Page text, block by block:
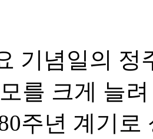
기념일의 정
를 크게 늘
주년 계기